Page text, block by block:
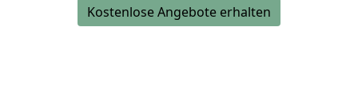
Kostenlose Angebote erhalten